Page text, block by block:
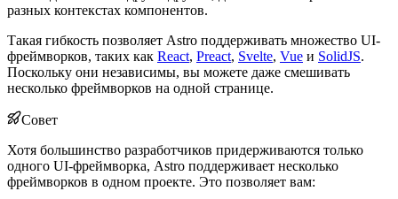
разных контекстах компонентов.
Такая гибкость позволяет Astro поддерживать множество UI-
фреймворков, таких как React, Preact, Svelte, Vue и SolidJS.
Поскольку они независимы, вы можете даже смешивать
несколько фреймворков на одной странице.
Совет
Хотя большинство разработчиков придерживаются только
одного UI-фреймворка, Astro поддерживает несколько
фреймворков в одном проекте. Это позволяет вам: